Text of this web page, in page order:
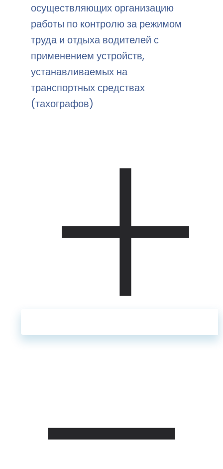
осуществляющих организацию
работы по контролю за режимом
труда и отдыха водителей с
применением устройств,
устанавливаемых на
транспортных средствах
(тахографов)